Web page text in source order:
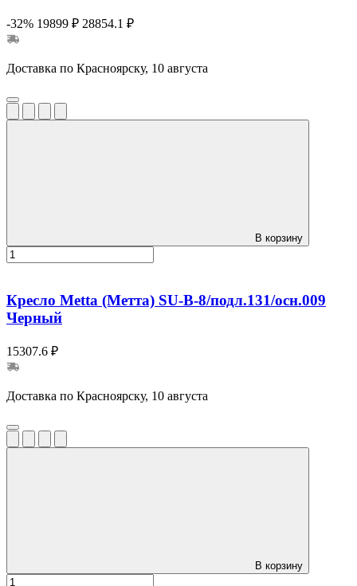
-32% 19899 ₽ 28854.1 ₽
Доставка по Красноярску, 10 августа
В корзину
Кресло Metta (Метта) SU-B-8/подл.131/осн.009
Черный
15307.6 ₽
Доставка по Красноярску, 10 августа
В корзину